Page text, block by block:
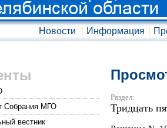
Новости Информация
Собрания МГО
вестник
Раздел:
Тридцать